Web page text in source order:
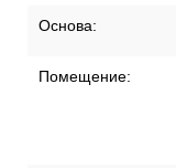
Основа:
Помещение: